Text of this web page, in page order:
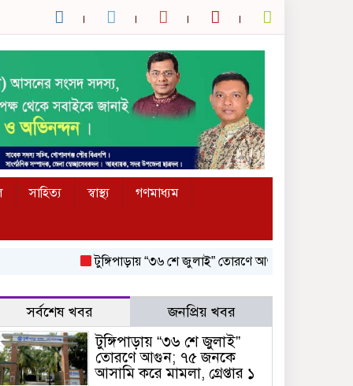
সাহিত্য স্বাস্থ্য
গণমাধ্যম
টুঙ্গিপাড়ায় “৩৬ শে জুলাই” তোরণে আগুন; ৭৫ জনকে আসামি করে
সর্বশেষ খবর জনপ্রিয় খবর
টুঙ্গিপাড়ায় “৩৬ শে জুলাই”
তোরণে আগুন; ৭৫ জনকে
আসামি করে মামলা, গ্রেপ্তার ১